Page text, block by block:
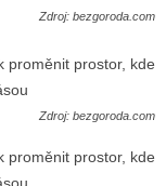
Zdroj: bezgoroda.com
Zdroj: bezgoroda.com